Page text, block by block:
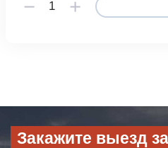
Закажите выезд